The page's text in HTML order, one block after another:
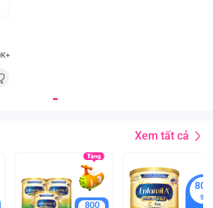
Xem tất cả
800
800
gr